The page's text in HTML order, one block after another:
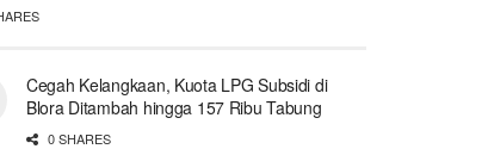
Cegah Kelangkaan, Kuota LPG Subsidi di
Blora Ditambah hingga 157 Ribu Tabung
0 SHARES